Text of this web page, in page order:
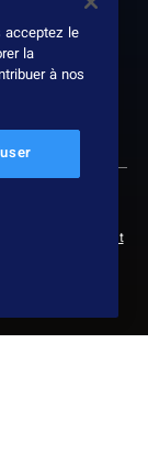
acceptez le
la
à nos